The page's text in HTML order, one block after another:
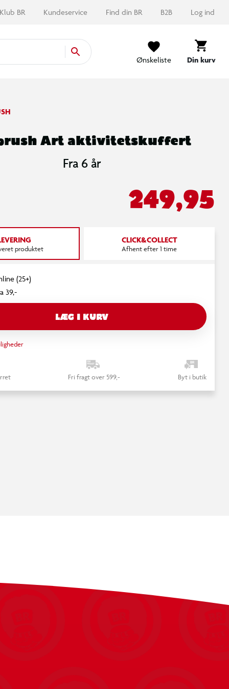
Klub BR Kundeservice Find din BR B2B Log ind
Ønskeliste Din kurv
Art aktivitetskuffert
Fra 6 år
249,95
produktet
CLICK&COLLECT
Afhent efter 1 time
(25+)
39,-
LÆG I KURV
Fri fragt over 599,- Byt i butik